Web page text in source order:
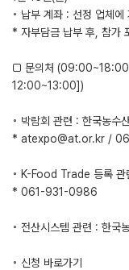
◦ 납부 계좌 : 선정 업체에
* 자부담금 납부 후, 참가
□ 문의처 (09:00~18:00
12:00~13:00])
◦ 박람회 관련 : 한국농수
* atexpo@at.or.kr /
◦ K-Food Trade 등록 관
* 061-931-0986
◦ 전산시스템 관련 : 한
◦ 신청 바로가기